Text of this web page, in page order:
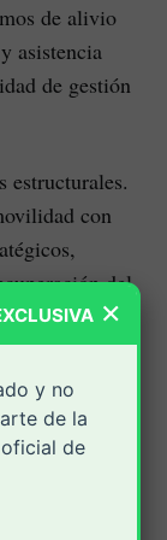
de alivio
asistencia
de gestión
estructurales.
con
del
el
el
en agua
×
y no
de la
de